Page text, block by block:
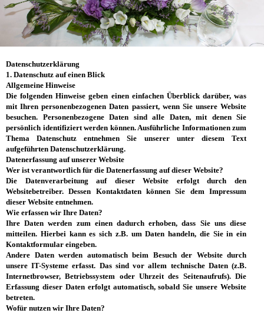
Datenschutzerklärung
1. Datenschutz auf einen Blick
Allgemeine Hinweise
Die folgenden Hinweise geben einen einfachen Überblick darüber, was
mit Ihren personenbezogenen Daten passiert, wenn Sie unsere Website
besuchen. Personenbezogene Daten sind alle Daten, mit denen Sie
persönlich identifiziert werden können. Ausführliche Informationen zum
Thema Datenschutz entnehmen Sie unserer unter diesem Text
aufgeführten Datenschutzerklärung.
Datenerfassung auf unserer Website
Wer ist verantwortlich für die Datenerfassung auf dieser Website?
Die Datenverarbeitung auf dieser Website erfolgt durch den
Websitebetreiber. Dessen Kontaktdaten können Sie dem Impressum
dieser Website entnehmen.
Wie erfassen wir Ihre Daten?
Ihre Daten werden zum einen dadurch erhoben, dass Sie uns diese
mitteilen. Hierbei kann es sich z.B. um Daten handeln, die Sie in ein
Kontaktformular eingeben.
Andere Daten werden automatisch beim Besuch der Website durch
unsere IT-Systeme erfasst. Das sind vor allem technische Daten (z.B.
Internetbrowser, Betriebssystem oder Uhrzeit des Seitenaufrufs). Die
Erfassung dieser Daten erfolgt automatisch, sobald Sie unsere Website
betreten.
Wofür nutzen wir Ihre Daten?